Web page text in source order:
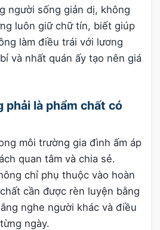
người sống giản dị, không
luôn giữ chữ tín, biết giúp
làm điều trái với lương
và nhất quán ấy tạo nên giá
phải là phẩm chất có
môi trường gia đình ấm áp
quan tâm và chia sẻ.
chỉ phụ thuộc vào hoàn
cần được rèn luyện bằng
nghe người khác và điều
ngày.